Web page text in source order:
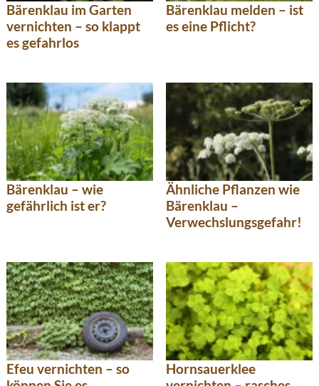
Bärenklau im Garten
vernichten – so klappt
es gefahrlos
Bärenklau melden – ist
es eine Pflicht?
Bärenklau – wie
gefährlich ist er?
Ähnliche Pflanzen wie
Bärenklau –
Verwechslungsgefahr!
Efeu vernichten – so
Hornsauerklee